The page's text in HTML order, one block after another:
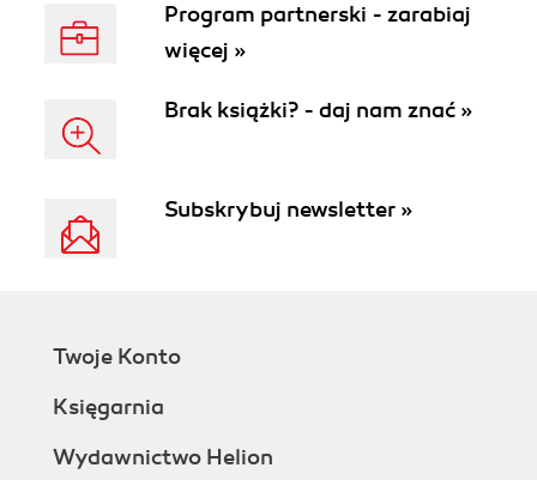
Program partnerski - zarabiaj
więcej »
Brak książki? - daj nam znać »
Subskrybuj newsletter »
Twoje Konto
Księgarnia
Wydawnictwo Helion